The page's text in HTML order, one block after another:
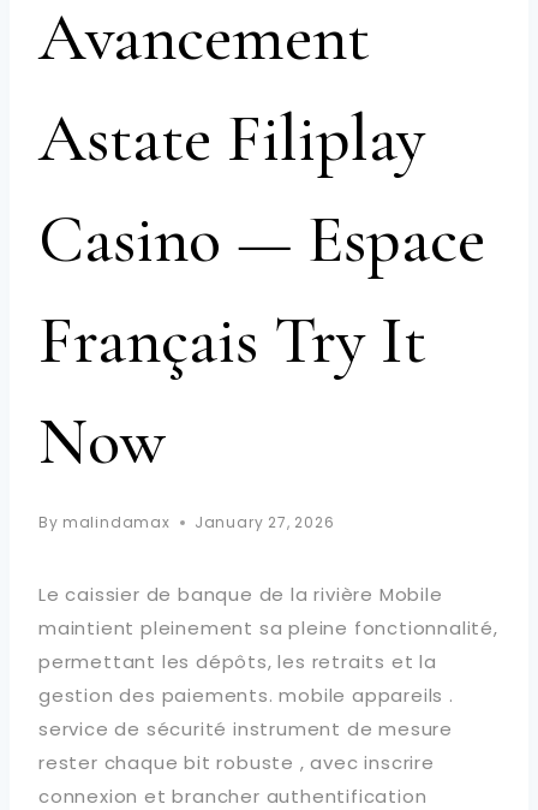
Avancement
Astate Filiplay
Casino — Espace
Français Try It
Now
By malindamax January 27, 2026
Le caissier de banque de la rivière Mobile
maintient pleinement sa pleine fonctionnalité,
permettant les dépôts, les retraits et la
gestion des paiements. mobile appareils .
service de sécurité instrument de mesure
rester chaque bit robuste , avec inscrire
connexion et brancher authentification